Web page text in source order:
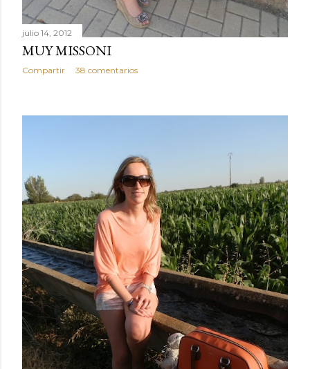
julio 14, 2012
MUY MISSONI
Compartir 38 comentarios